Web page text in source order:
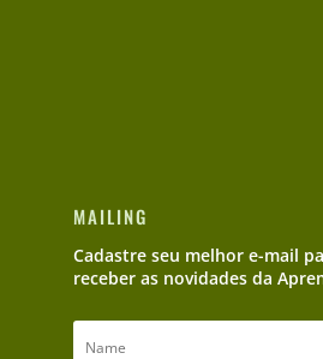
MAILING
Cadastre seu melhor e-mail
receber as novidades da